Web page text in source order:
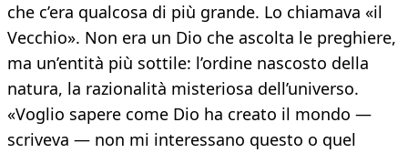
che c’era qualcosa di più grande. Lo chiamava «il
Vecchio». Non era un Dio che ascolta le preghiere,
ma un’entità più sottile: l’ordine nascosto della
natura, la razionalità misteriosa dell’universo.
«Voglio sapere come Dio ha creato il mondo —
scriveva — non mi interessano questo o quel